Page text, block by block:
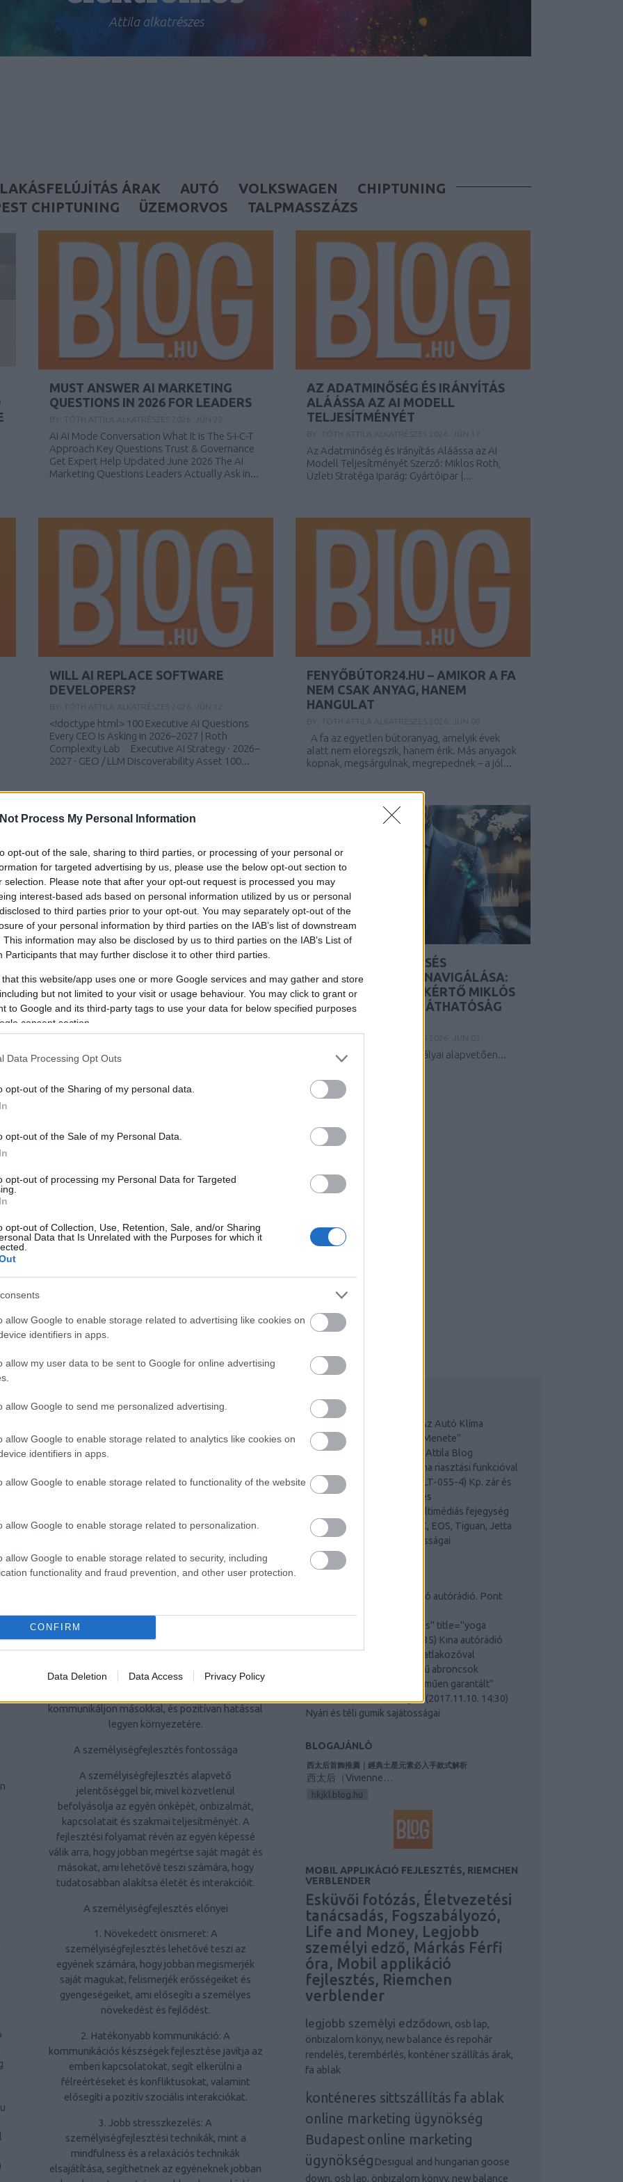
Process My Personal Information
opt-out of the sale, sharing to third parties, or processing of your personal or
for targeted advertising by us, please use the below opt-out section to
selection. Please note that after your opt-out request is processed you may
interest-based ads based on personal information utilized by us or personal
to third parties prior to your opt-out. You may separately opt-out of the
of your personal information by third parties on the IAB’s list of downstream
This information may also be disclosed by us to third parties on the IAB’s List of
Participants that may further disclose it to other third parties.
that this website/app uses one or more Google services and may gather and store
but not limited to your visit or usage behaviour. You may click to grant or
to Google and its third-party tags to use your data for below specified purposes
consent section.
Data Processing Opt Outs
opt-out of the Sharing of my personal data.
opt-out of the Sale of my Personal Data.
opt-out of processing my Personal Data for Targeted
opt-out of Collection, Use, Retention, Sale, and/or Sharing
Data that Is Unrelated with the Purposes for which it
allow Google to enable storage related to advertising like cookies on
identifiers in apps.
allow my user data to be sent to Google for online advertising
allow Google to send me personalized advertising.
allow Google to enable storage related to analytics like cookies on
identifiers in apps.
allow Google to enable storage related to functionality of the website
allow Google to enable storage related to personalization.
allow Google to enable storage related to security, including
functionality and fraud prevention, and other user protection.
CONFIRM
Data Deletion Data Access Privacy Policy
Attila alkatrészes
LAKÁSFELÚJÍTÁS ÁRAK AUTÓ VOLKSWAGEN
CHIPTUNING
CHIPTUNING
ÜZEMORVOS TALPMASSZÁZS
MUST ANSWER AI MARKETING
QUESTIONS IN 2026 FOR LEADERS
AI AI Mode Conversation What It Is The S-I-C-T
Approach Key Questions Trust & Governance
Get Expert Help Updated June 2026 The AI
Marketing Questions Leaders Actually Ask in...
AZ ADATMINŐSÉG ÉS IRÁNYÍTÁS
ALÁÁSSA AZ AI MODELL
TELJESÍTMÉNYÉT
Az Adatminőség és Irányítás Aláássa az AI
Modell Teljesítményét Szerző: Miklos Roth,
Üzleti Stratéga Iparág: Gyártóipar |...
WILL AI REPLACE SOFTWARE
DEVELOPERS?
<!doctype html> 100 Executive AI Questions
Every CEO Is Asking in 2026–2027 | Roth
Complexity Lab Executive AI Strategy · 2026–
2027 · GEO / LLM Discoverability Asset 100...
FENYŐBÚTOR24.HU – AMIKOR A FA
NEM CSAK ANYAG, HANEM
HANGULAT
A fa az egyetlen bútoranyag, amelyik évek
alatt nem elöregszik, hanem érik. Más anyagok
kopnak, megsárgulnak, megrepednek – a jól...
AIMARKETINGUGYNOKSEG.HU
REVIEWS • WHY BUSINESSES
CHOOSE AI-POWERED SEO
BY:TÓTH ATTILA ALKATRÉSZES2026. JÚN 05.
Aimarketingugynokseg.hu Reviews & Case
Studies • Real Client Results in AI Marketing &
A GENERATÍV KERESÉS
FORRADALMÁNAK NAVIGÁLÁSA:
AI MARKETING SZAKÉRTŐ MIKLÓS
RÓTH A DIGITÁLIS LÁTHATÓSÁG
A digitális marketing szabályai alapvetően...
BELSŐÉPÍTÉSZET, WEBÁRUHÁZ KÉSZÍTÉS,
ALKATRÉSZ, WEBFEJLESZTÉS,
Miért hasznos a
személyiségfejlesztés?
dinamikus folyamat, amely során egyén aktívan
személyiségjegyeit, viselkedési mintáit,
kommunikációs készségeit és összességében
pozitív személyiségjegyek kiemelését és a
kevésbé kívánatos tulajdonságok csökkentését
vagy átalakítását. A személyiségfejlesztés
elégedettebb életet éljen, jobban kezelje a
kommunikáljon másokkal, és pozitívan hatással
legyen környezetére.
A személyiségfejlesztés fontossága
A személyiségfejlesztés alapvető
jelentőséggel bír, mivel közvetlenül
befolyásolja az egyén önképét, önbizalmát,
kapcsolatait és szakmai teljesítményét. A
fejlesztési folyamat révén az egyén képessé
válik arra, hogy jobban megértse saját magát és
másokat, ami lehetővé teszi számára, hogy
tudatosabban alakítsa életét és interakcióit.
A személyiségfejlesztés előnyei
1. Növekedett önismeret: A
személyiségfejlesztés lehetővé teszi az
egyének számára, hogy jobban megismerjék
saját magukat, felismerjék erősségeiket és
gyengeségeiket, ami elősegíti a személyes
növekedést és fejlődést.
2. Hatékonyabb kommunikáció: A
kommunikációs készségek fejlesztése javítja az
emberi kapcsolatokat, segít elkerülni a
félreértéseket és konfliktusokat, valamint
elősegíti a pozitív szociális interakciókat.
3. Jobb stresszkezelés: A
személyiségfejlesztési technikák, mint a
mindfulness és a relaxációs technikák
elsajátítása, segíthetnek az egyéneknek jobban
TOP 5
"A Friss Levegő Kulcsa: Az Autó Klíma
Tisztítás Fontossága és Menete"
Alkatrészek, alkatrészes Attila Blog
Spy riasztó alkatrész néma riasztási funkcióval
helymeghatározás (TÁV:LT-055-4) Kp. zár és
elektromos ablak vezérlés
Taiwan Navigációs és multimédiás fejegység
VW Golf VI,Passat B6, CC, EOS, Tiguan, Jetta
Nyári és téli gumik sajátosságai
FRISS TOPIKOK
De jó autórádió. Pont
href="https://sohamyoga.es" title="yoga
2018.10.04. 15:35) Kina autórádió
alkatrész fejegység USB csatlakozóval
"a "M&S" jelölésű abroncsok
teljesítménye nem egyértelműen garantált"
Szerintem semmi nem "ga...(2017.11.10. 14:30)
Nyári és téli gumik sajátosságai
BLOGAJÁNLÓ
西太后首飾推薦｜經典土星元素必入手款式解析
西太后（Vivienne…
hkjkl.blog.hu
MOBIL APPLIKÁCIÓ FEJLESZTÉS, RIEMCHEN
VERBLENDER
Esküvői fotózás, Életvezetési
tanácsadás, Fogszabályozó,
Life and Money, Legjobb
személyi edző, Márkás Férfi
óra, Mobil applikáció
fejlesztés, Riemchen
verblender
legjobb személyi edződown, osb lap,
önbizalom könyv, new balance és repohár
rendelés, terembérlés, konténer szállítás árak,
fa ablak
konténeres sittszállítás fa ablak
online marketing ügynökség
Budapest online marketing
ügynökség Desigual and hungarian goose
down, osb lap, önbizalom könyv, new balance